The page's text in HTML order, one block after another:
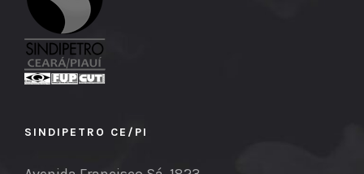
SINDIPETRO CE/PI